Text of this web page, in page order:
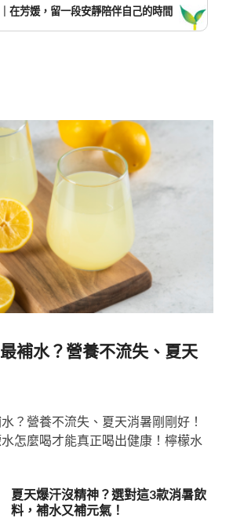
在芳媛，留一段安靜陪伴自己的時間
補水？營養不流失、夏天
？營養不流失、夏天消暑剛剛好！
怎麼喝才能真正喝出健康！檸檬水
夏天爆汗沒精神？選對這3款消暑飲
料，補水又補元氣！